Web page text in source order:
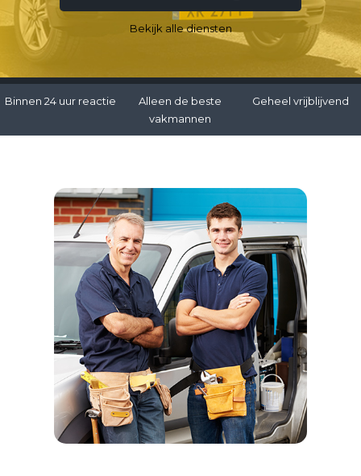
Bekijk alle diensten
Binnen 24 uur reactie
Alleen de beste
vakmannen
Geheel vrijblijvend